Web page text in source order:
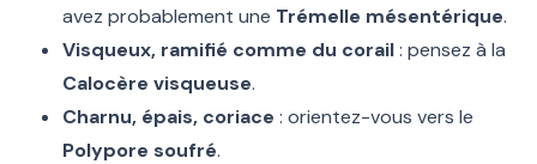
avez probablement une Trémelle mésentérique.
Visqueux, ramifié comme du corail: pensez à la
Calocère visqueuse.
Charnu, épais, coriace : orientez-vous vers le
Polypore soufré.